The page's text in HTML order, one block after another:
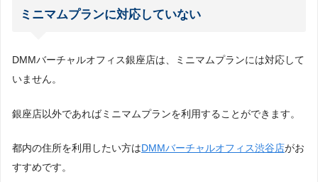
ミニマムプランに対応していない
DMMバーチャルオフィス銀座店は、ミニマムプランには対応して
いません。
銀座店以外であればミニマムプランを利用することができます。
都内の住所を利用したい方はDMMバーチャルオフィス渋谷店がお
すすめです。